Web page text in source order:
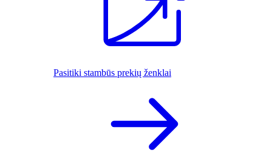
Pasitiki stambūs prekių ženklai